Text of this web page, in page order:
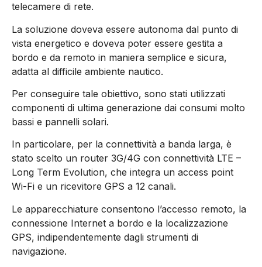
telecamere di rete.
La soluzione doveva essere autonoma dal punto di
vista energetico e doveva poter essere gestita a
bordo e da remoto in maniera semplice e sicura,
adatta al difficile ambiente nautico.
Per conseguire tale obiettivo, sono stati utilizzati
componenti di ultima generazione dai consumi molto
bassi e pannelli solari.
In particolare, per la connettività a banda larga, è
stato scelto un router 3G/4G con connettività LTE –
Long Term Evolution, che integra un access point
Wi-Fi e un ricevitore GPS a 12 canali.
Le apparecchiature consentono l’accesso remoto, la
connessione Internet a bordo e la localizzazione
GPS, indipendentemente dagli strumenti di
navigazione.